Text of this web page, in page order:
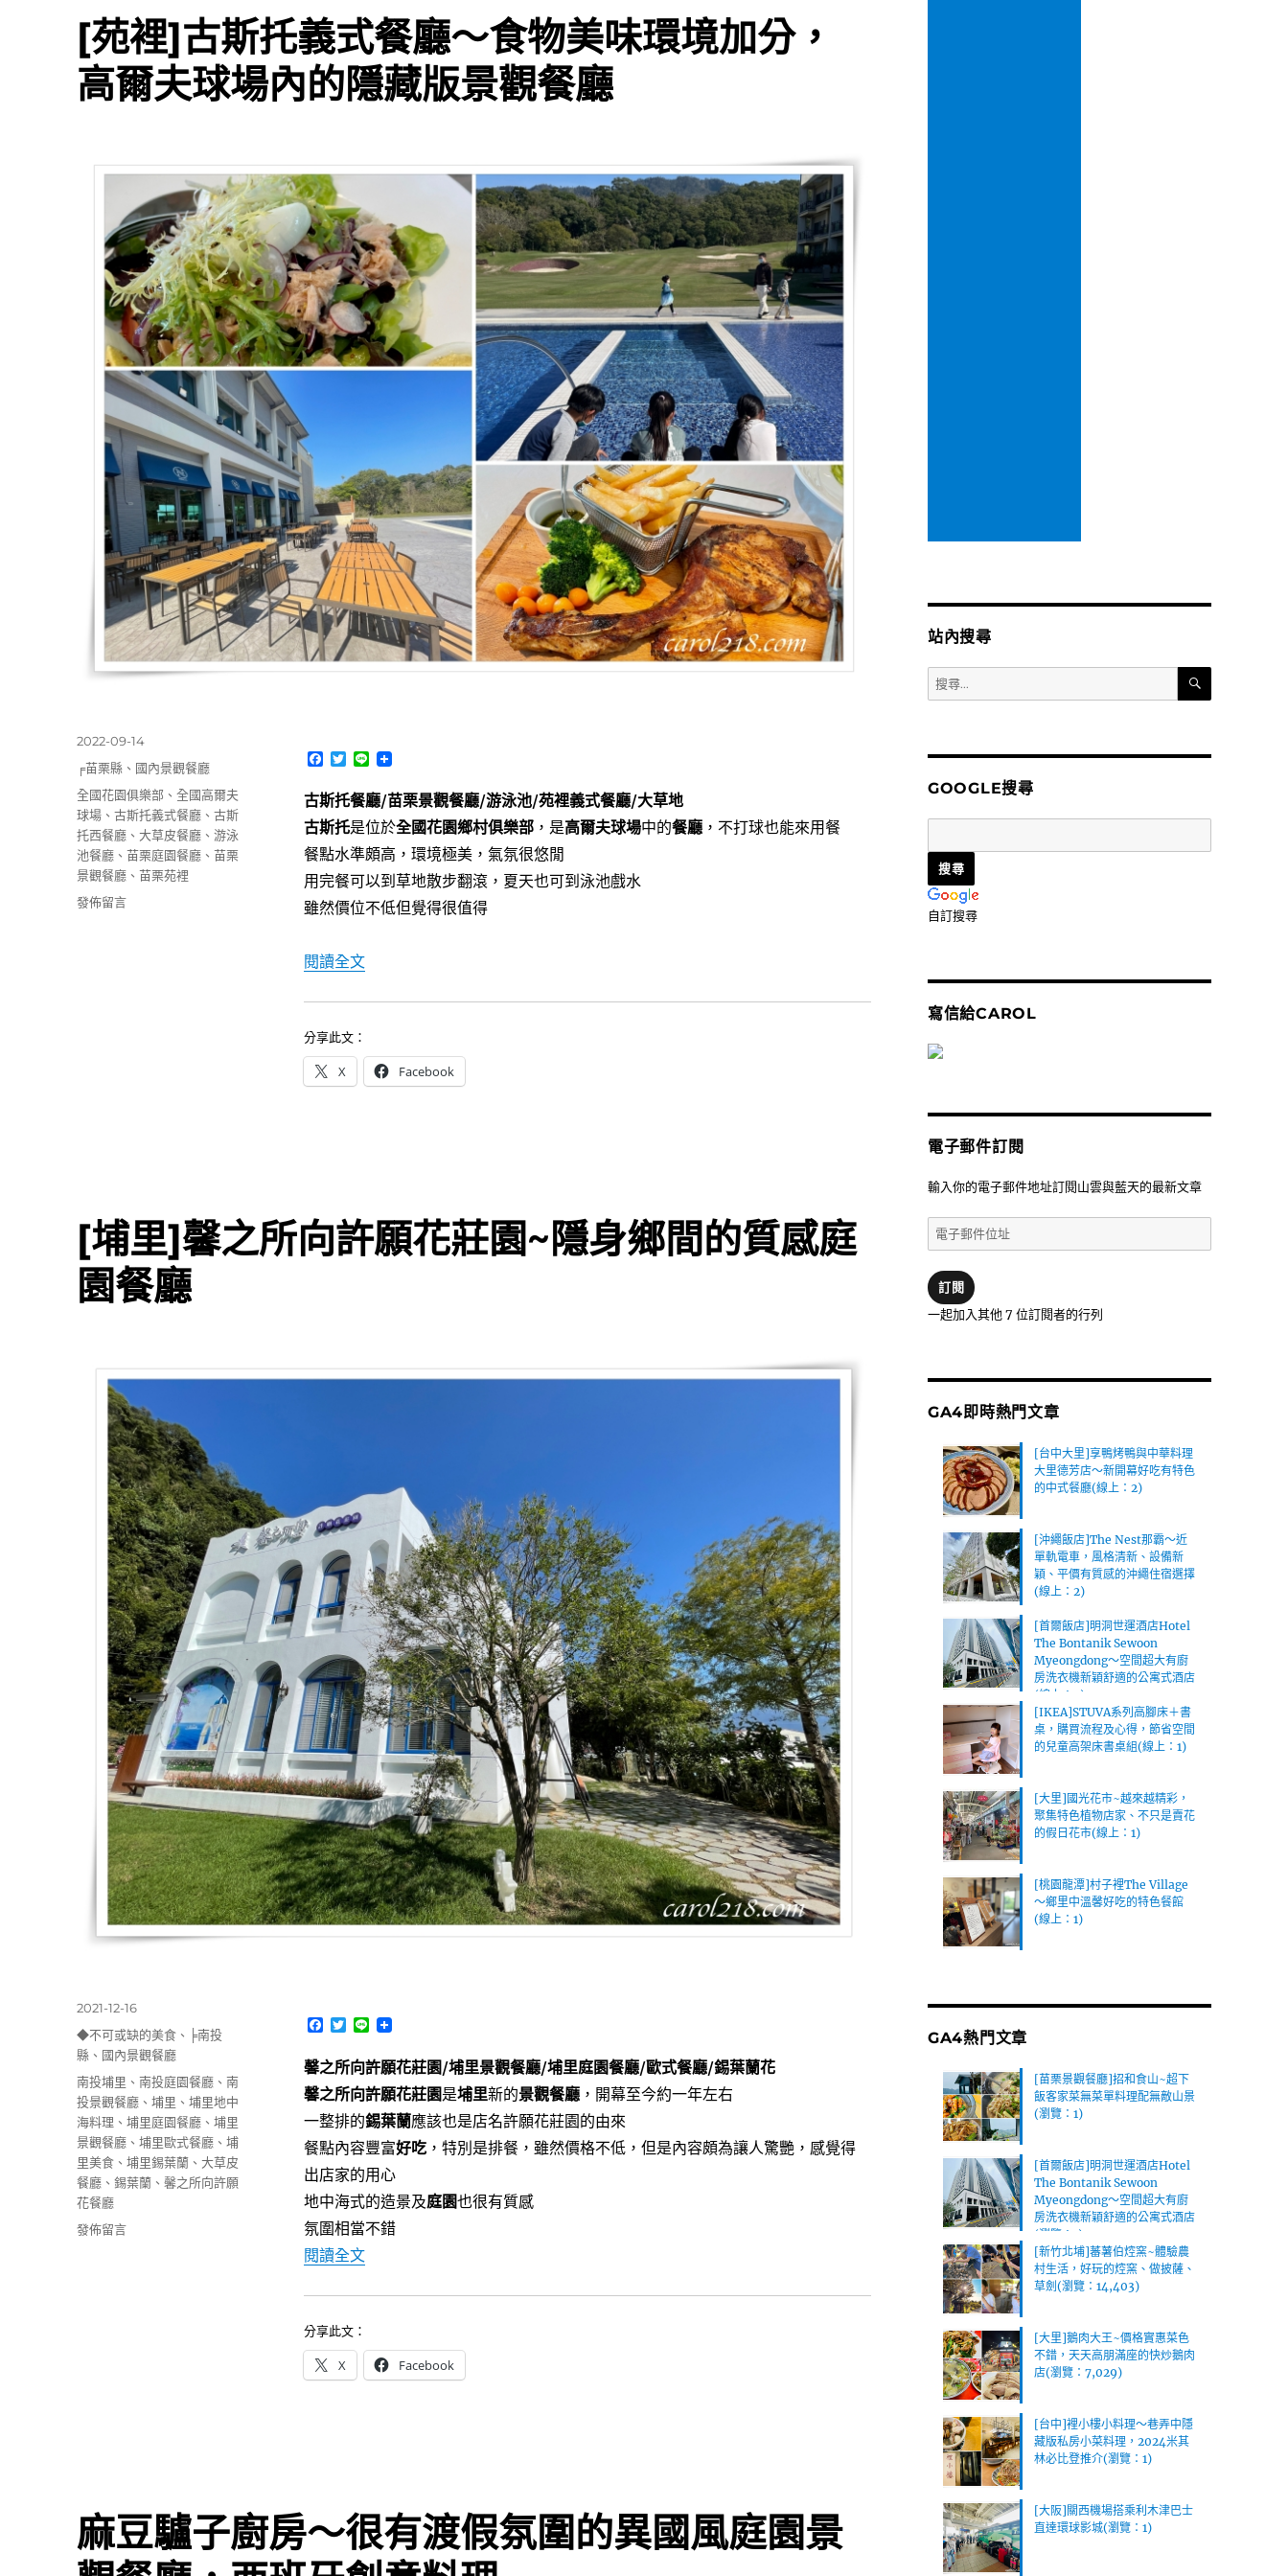
[苑裡]古斯托義式餐廳～食物美味環境加分，
高爾夫球場內的隱藏版景觀餐廳
F
c
e
b
o
o
k
T
i
t
t
e
r
L
n
e
古斯托餐廳/苗栗景觀餐廳/游泳池/苑裡義式餐廳/大草地
古斯托是位於全國花園鄉村俱樂部，是高爾夫球場中的餐廳，不打球也能來用餐
餐點水準頗高，環境極美，氣氛很悠閒
用完餐可以到草地散步翻滾，夏天也可到泳池戲水
雖然價位不低但覺得很值得
閱讀全文〈[苑裡]古斯托義式餐廳～食物美味環境加分，高爾夫球場內的隱藏版景觀餐廳〉
分享此文：
X Facebook
發
佈
日
期:
2022-09-14
分
類
╒苗栗縣 、 國內景觀餐廳
標
籤
全國花園俱樂部 、全國高爾夫
球場 、古斯托義式餐廳 、古斯
托西餐廳 、大草皮餐廳 、游泳
池餐廳 、苗栗庭園餐廳 、苗栗
景觀餐廳 、苗栗苑裡
在
境
分，
高
爾
發佈留言
[埔里]馨之所向許願花莊園~隱身鄉間的質感庭
園餐廳
F
c
e
b
o
o
k
T
i
t
t
e
r
L
n
e
馨之所向許願花莊園/埔里景觀餐廳/埔里庭園餐廳/歐式餐廳/錫葉蘭花
馨之所向許願花莊園是埔里新的景觀餐廳，開幕至今約一年左右
一整排的錫葉蘭應該也是店名許願花莊園的由來
餐點內容豐富好吃，特別是排餐，雖然價格不低，但是內容頗為讓人驚艷，感覺得
出店家的用心
地中海式的造景及庭園也很有質感
氛圍相當不錯
閱讀全文〈[埔里]馨之所向許願花莊園~隱身鄉間的質感庭園餐廳〉
分享此文：
X Facebook
發
佈
日
2021-12-16
分
類
◆不可或缺的美食 、
╞南投
縣 、 國內景觀餐廳
標
籤
南投埔里 、南投庭園餐廳 、南
投景觀餐廳 、埔里 、埔里地中
海料理 、埔里庭園餐廳 、埔里
景觀餐廳 、埔里歐式餐廳 、埔
里美食 、埔里錫葉蘭 、大草皮
餐廳 、錫葉蘭 、馨之所向許願
花餐廳
在
鄉
間
的
發佈留言
麻豆驢子廚房～很有渡假氛圍的異國風庭園景
站內搜尋
搜
尋
字:
搜
GOOGLE搜尋
自訂搜尋
寫信給CAROL
電子郵件訂閱
輸入你的電子郵件地址訂閱山雲與藍天的最新文章
電
子
件
位
訂閱
一起加入其他 7 位訂閱者的行列
GA4即時熱門文章
[台中大里]享鴨烤鴨與中華料理
大里德芳店～新開幕好吃有特色
的中式餐廳(線上：2)
[沖繩飯店]The Nest那霸～近
單軌電車，風格清新、設備新
穎、平價有質感的沖繩住宿選擇
(線上：2)
[首爾飯店]明洞世運酒店Hotel
The Bontanik Sewoon
Myeongdong～空間超大有廚
房洗衣機新穎舒適的公寓式酒店
(線上：2)
[IKEA]STUVA系列高腳床＋書
桌，購買流程及心得，節省空間
的兒童高架床書桌組(線上：1)
[大里]國光花市~越來越精彩，
聚集特色植物店家、不只是賣花
的假日花市(線上：1)
[桃園龍潭]村子裡The Village
～鄉里中溫馨好吃的特色餐館
(線上：1)
GA4熱門文章
[苗栗景觀餐廳]招和食山~超下
飯客家菜無菜單料理配無敵山景
(瀏覽：1)
[首爾飯店]明洞世運酒店Hotel
The Bontanik Sewoon
Myeongdong～空間超大有廚
房洗衣機新穎舒適的公寓式酒店
(瀏覽：1)
[新竹北埔]蕃薯伯焢窯~體驗農
村生活，好玩的焢窯、做披薩、
草劍(瀏覽：14,403)
[大里]鵝肉大王~價格實惠菜色
不錯，天天高朋滿座的快炒鵝肉
店(瀏覽：7,029)
[台中]裡小樓小料理～巷弄中隱
藏版私房小菜料理，2024米其
林必比登推介(瀏覽：1)
[大阪]關西機場搭乘利木津巴士
直達環球影城(瀏覽：1)